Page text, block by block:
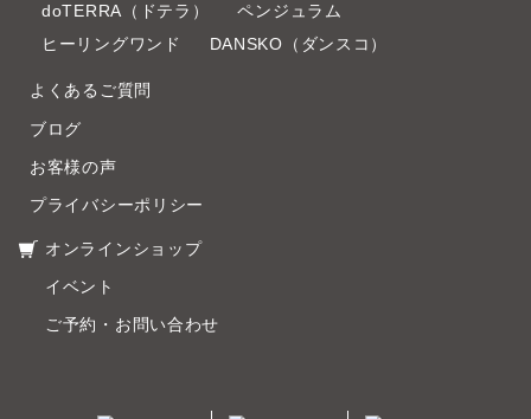
doTERRA（ドテラ）
ペンジュラム
ヒーリングワンド
DANSKO（ダンスコ）
よくあるご質問
ブログ
お客様の声
プライバシーポリシー
オンラインショップ
イベント
ご予約・お問い合わせ